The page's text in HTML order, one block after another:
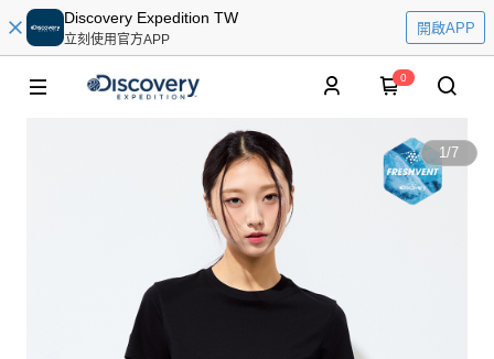
Discovery Expedition TW
立刻使用官方APP
開啟APP
0
1/7